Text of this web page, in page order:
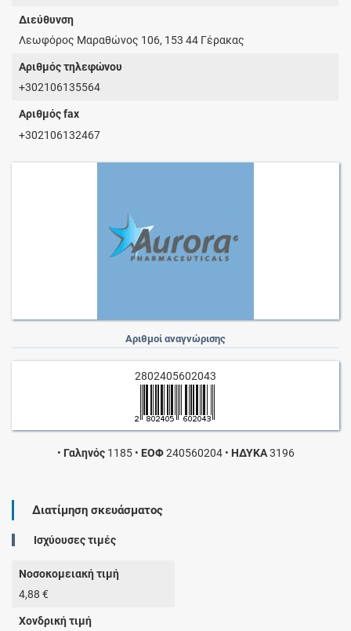
Διεύθυνση
Λεωφόρος Μαραθώνος 106, 153 44 Γέρακας
Αριθμός τηλεφώνου
+302106135564
Αριθμός fax
+302106132467
Αριθμοί αναγνώρισης
2802405602043
• Γαληνός1185 • ΕΟΦ240560204 • ΗΔΥΚΑ3196
Διατίμηση σκευάσματος
Ισχύουσες τιμές
Νοσοκομειακή τιμή
4,88 €
Χονδρική τιμή